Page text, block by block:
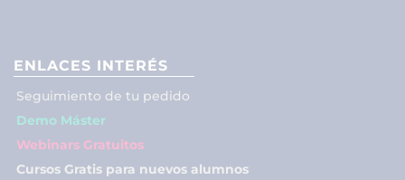
ENLACES INTERÉS
Seguimiento de tu pedido
Demo Máster
Webinars Gratuitos
Cursos Gratis para nuevos alumnos